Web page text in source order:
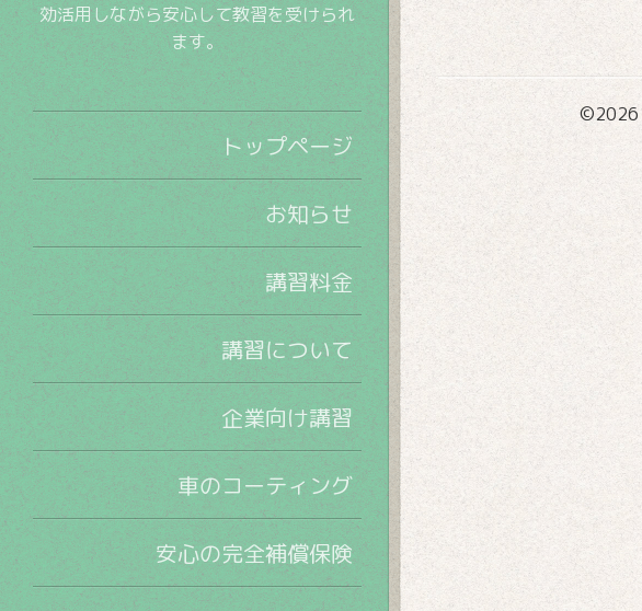
©2026
効活用しながら安心して教習を受けられ
ます。
トップページ
お知らせ
講習料金
講習について
企業向け講習
車のコーティング
安心の完全補償保険